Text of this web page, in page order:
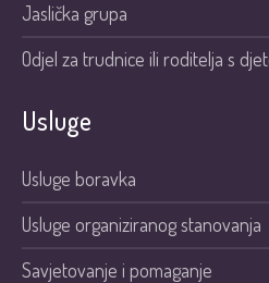
Jaslička grupa
Odjel za trudnice ili roditelja s
Usluge
Usluge boravka
Usluge organiziranog stanovanja
Savjetovanje i pomaganje